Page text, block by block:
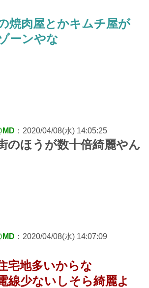
焼肉屋とかキムチ屋が
ーンやな
：2020/04/08(水) 14:05:25
のほうが数十倍綺麗やん
：2020/04/08(水) 14:07:09
宅地多いからな
線少ないしそら綺麗よ